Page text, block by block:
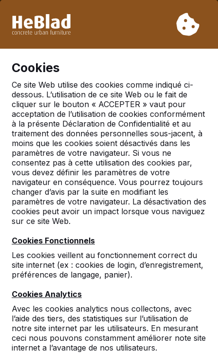
semaine 31 à la semaine 33. Veuillez donc tenir compte des
délais de livraison plus longs.
Cookies
Ce site Web utilise des cookies comme indiqué ci-
dessous. L’utilisation de ce site Web ou le fait de
cliquer sur le bouton « ACCEPTER » vaut pour
acceptation de l’utilisation de cookies conformément
à la présente Déclaration de Confidentialité et au
traitement des données personnelles sous-jacent, à
moins que les cookies soient désactivés dans les
paramètres de votre navigateur. Si vous ne
consentez pas à cette utilisation des cookies par,
vous devez définir les paramètres de votre
navigateur en conséquence. Vous pourrez toujours
changer d’avis par la suite en modifiant les
paramètres de votre navigateur. La désactivation des
cookies peut avoir un impact lorsque vous naviguez
sur ce site Web.
Cookies Fonctionnels
Les cookies veillent au fonctionnement correct du
site internet (ex : cookies de login, d’enregistrement,
préférences de langage, panier).
Cookies Analytics
Avec les cookies analytics nous collectons, avec
l’aide des tiers, des statistiques sur l’utilisation de
notre site internet par les utilisateurs. En mesurant
ceci nous pouvons constamment améliorer note site
internet a l’avantage de nos utilisateurs.
Table multi-jeux Standard
Table Multi-jeux (1-3-4)
Standard
reviews